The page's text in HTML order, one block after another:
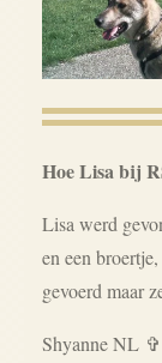
Hoe Lisa bij
Lisa werd
en een
gevoerd maar
Shyanne NL ✞